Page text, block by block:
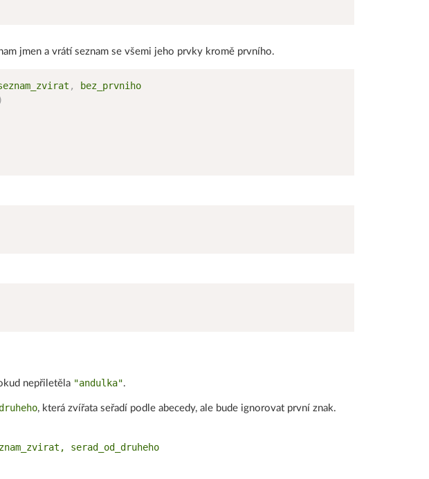
jmen a vrátí seznam se všemi jeho prvky kromě prvního.
,
bez_prvniho
nepřiletěla "andulka".
, která zvířata seřadí podle abecedy, ale bude ignorovat první znak.
serad_od_druheho